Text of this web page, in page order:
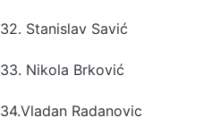
32. Stanislav Savić
33. Nikola Brković
34.Vladan Radanovic